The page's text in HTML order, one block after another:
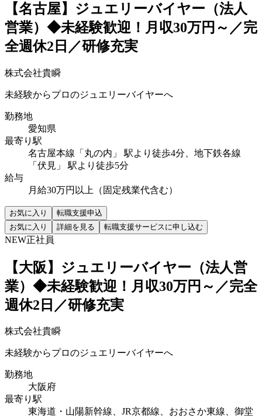
【名古屋】ジュエリーバイヤー（法人
営業）◆未経験歓迎！月収30万円～／完
全週休2日／研修充実
株式会社貴瞬
未経験からプロのジュエリーバイヤーへ
勤務地
愛知県
最寄り駅
名古屋本線「丸の内」 駅より徒歩4分、地下鉄各線
「伏見」 駅より徒歩5分
給与
月給30万円以上（固定残業代含む）
お気に入り
転職支援申込
お気に入り
詳細を見る 転職支援サービスに申し込む
NEW正社員
【大阪】ジュエリーバイヤー（法人営
業）◆未経験歓迎！月収30万円～／完全
週休2日／研修充実
株式会社貴瞬
未経験からプロのジュエリーバイヤーへ
勤務地
大阪府
最寄り駅
東海道・山陽新幹線、JR京都線、おおさか東線、御堂